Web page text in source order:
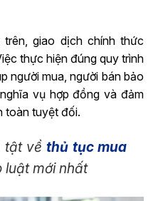
giao dịch chính thức
thực hiện đúng quy trình
người mua, người bán bảo
vụ hợp đồng và đảm
toàn tuyệt đối.
tật vềthủ tục mua
mới nhất